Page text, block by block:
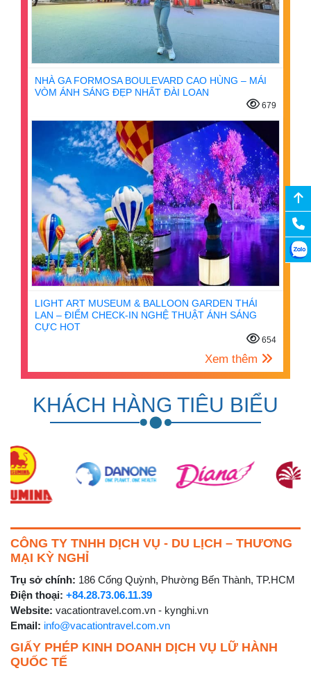
NHÀ GA FORMOSA BOULEVARD CAO HÙNG – MÁI
VÒM ÁNH SÁNG ĐẸP NHẤT ĐÀI LOAN
679
LIGHT ART MUSEUM & BALLOON GARDEN THÁI
LAN – ĐIỂM CHECK-IN NGHỆ THUẬT ÁNH SÁNG
CỰC HOT
654
Xem thêm
KHÁCH HÀNG TIÊU BIỂU
CÔNG TY TNHH DỊCH VỤ - DU LỊCH – THƯƠNG
MẠI KỲ NGHỈ
Trụ sở chính: 186 Cống Quỳnh, Phường Bến Thành, TP.HCM
Điện thoại: +84.28.73.06.11.39
Website: vacationtravel.com.vn - kynghi.vn
Email: info@vacationtravel.com.vn
GIẤY PHÉP KINH DOANH DỊCH VỤ LỮ HÀNH
QUỐC TẾ